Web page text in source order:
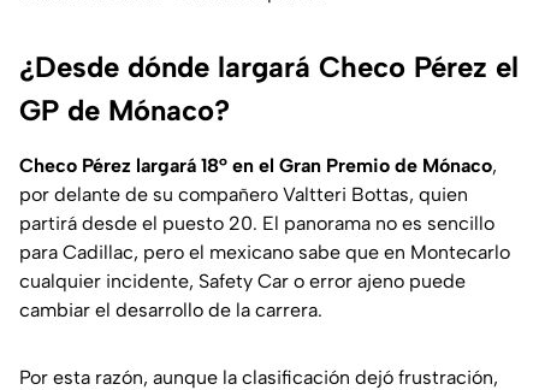
¿Desde dónde largará Checo Pérez el
GP de Mónaco?
Checo Pérez largará 18° en el Gran Premio de Mónaco,
por delante de su compañero Valtteri Bottas, quien
partirá desde el puesto 20. El panorama no es sencillo
para Cadillac, pero el mexicano sabe que en Montecarlo
cualquier incidente, Safety Car o error ajeno puede
cambiar el desarrollo de la carrera.
Por esta razón, aunque la clasificación dejó frustración,